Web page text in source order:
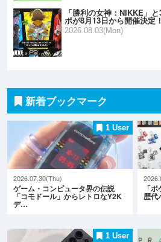
「勝利の女神：NIKKE」
ボが8月13日から開催決定
2026.08.03(Mon)
新着ブックマーク
1 User
2026.07.30(Thu)
ゲーム・コンピュータ界の伝説
「コモドール」からレトロなY2K
デ…
「
歴代
1 User